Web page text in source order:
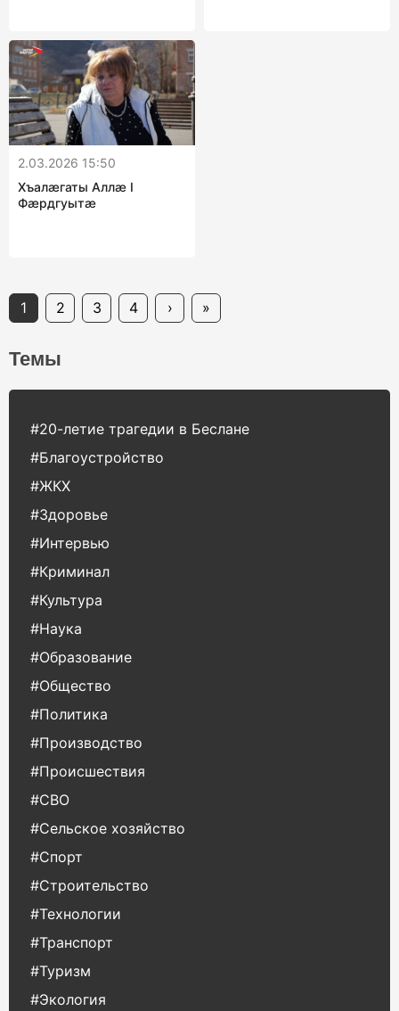
2.03.2026 15:50
Хъалӕгаты Аллӕ I
Фæрдгуытæ
1 2 3 4 › »
Темы
#20-летие трагедии в Беслане
#Благоустройство
#ЖКХ
#Здоровье
#Интервью
#Криминал
#Культура
#Наука
#Образование
#Общество
#Политика
#Производство
#Происшествия
#СВО
#Сельское хозяйство
#Спорт
#Строительство
#Технологии
#Транспорт
#Туризм
#Экология